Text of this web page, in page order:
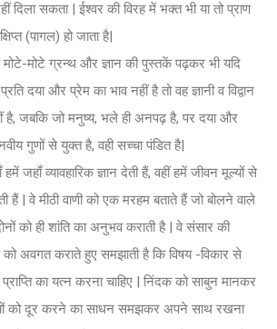
दिला सकता | ईश्वर की विरह में भक्त भी या तो प्राण
(पागल) हो जाता है|
मोटे ग्रन्थ और ज्ञान की पुस्तकें पढ़कर भी यदि
दया और प्रेम का भाव नहीं है तो वह ज्ञानी व विद्वान
है, जबकि जो मनुष्य, भले ही अनपढ़ है, पर दया और
गुणों से युक्त है, वही सच्चा पंडित है|
जहाँ व्यावहारिक ज्ञान देती हैं, वहीं हमें जीवन मूल्यों से
हैं | वे मीठी वाणी को एक मरहम बताते हैं जो बोलने वाले
को ही शांति का अनुभव कराती है | वे संसार की
अवगत कराते हुए समझाती है कि विषय -विकार से
का यत्न करना चाहिए | निंदक को साबुन मानकर
को दूर करने का साधन समझकर अपने साथ रखना